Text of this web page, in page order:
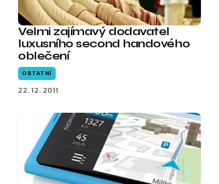
Velmi zajímavý dodavatel
luxusního second handového
oblečení
OSTATNÍ
22. 12. 2011